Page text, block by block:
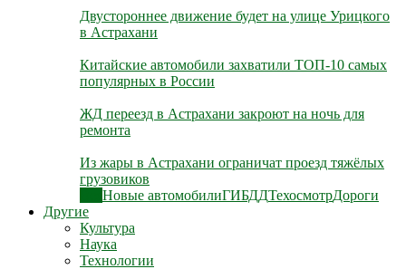
Двустороннее движение будет на улице Урицкого
в Астрахани
Китайские автомобили захватили ТОП-10 самых
популярных в России
ЖД переезд в Астрахани закроют на ночь для
ремонта
Из жары в Астрахани ограничат проезд тяжёлых
грузовиков
Новые автомобилиГИБДДТехосмотрДороги
Другие
Культура
Наука
Технологии